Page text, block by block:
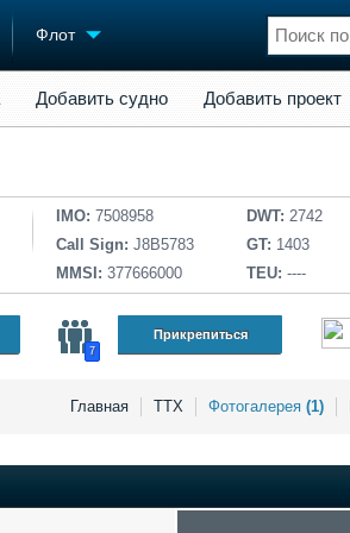
Флот
площадка
Конференции
Добавить судно Добавить проект
IMO: 7508958
Call Sign: J8B5783
MMSI: 377666000
DWT: 2742
GT: 1403
TEU: ----
7
Прикрепиться
Главная ТТХ Фотогалерея (1)